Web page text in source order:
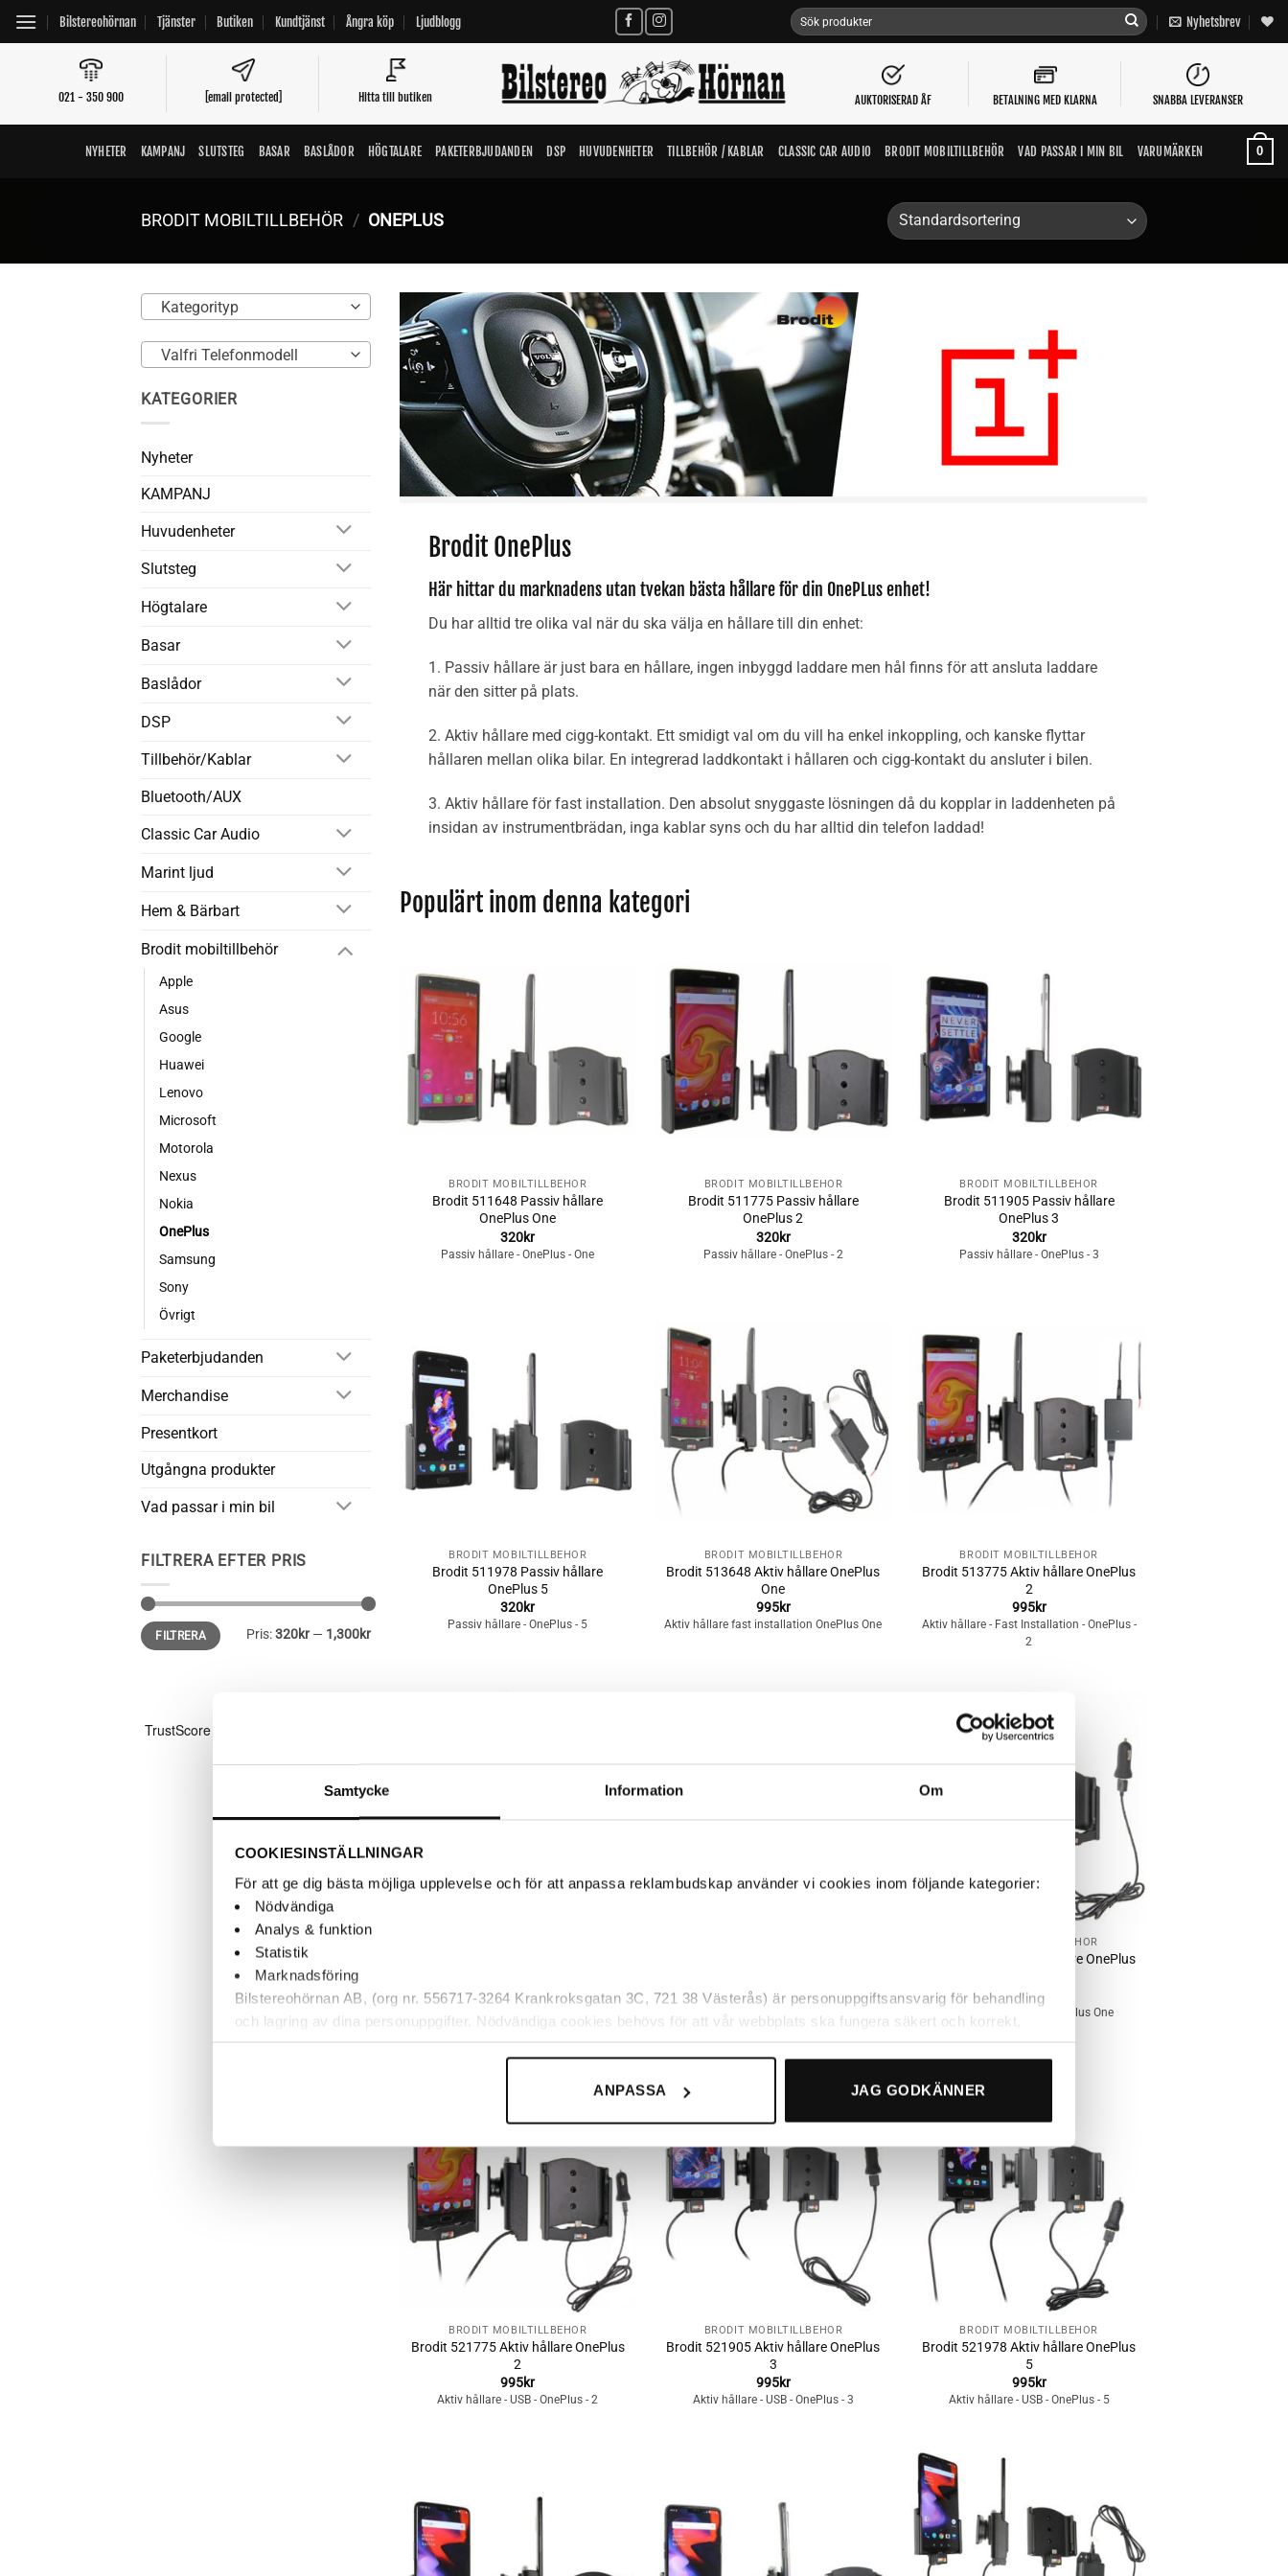
Samtycke Information Om
COOKIESINSTÄLLNINGAR
För att ge dig bästa möjliga upplevelse och för att anpassa reklambudskap använder vi cookies inom följande kategorier:
Nödvändiga
Analys & funktion
Statistik
Marknadsföring
Bilstereohörnan AB, (org nr. 556717-3264 Krankroksgatan 3C, 721 38 Västerås) är personuppgiftsansvarig för behandling
och lagring av dina personuppgifter. Nödvändiga cookies behövs för att vår webbplats ska fungera säkert och korrekt,
ANPASSA
JAG GODKÄNNER
Skip
Bilstereohörnan Tjänster Butiken Kundtjänst Ångra köp Ljudblogg
Sök
efter:
Nyhetsbrev
021 - 350 900 [email protected] Hitta till butiken AUKTORISERAD ÅF BETALNING MED KLARNA SNABBA LEVERANSER
NYHETER KAMPANJ SLUTSTEG BASAR BASLÅDOR HÖGTALARE PAKETERBJUDANDEN DSP HUVUDENHETER TILLBEHÖR / KABLAR CLASSIC CAR AUDIO BRODIT MOBILTILLBEHÖR VAD PASSAR I MIN BIL VARUMÄRKEN 0
BRODIT MOBILTILLBEHÖR / ONEPLUS
Kategorityp
Valfri Telefonmodell
KATEGORIER
Nyheter
KAMPANJ
Huvudenheter
Slutsteg
Högtalare
Basar
Baslådor
DSP
Tillbehör/Kablar
Bluetooth/AUX
Classic Car Audio
Marint ljud
Hem & Bärbart
Brodit mobiltillbehör
Apple
Asus
Google
Huawei
Lenovo
Microsoft
Motorola
Nexus
Nokia
OnePlus
Samsung
Sony
Övrigt
Paketerbjudanden
Merchandise
Presentkort
Utgångna produkter
Vad passar i min bil
FILTRERA EFTER PRIS
Min
pris
Max
prisFILTRERA Pris:320kr — 1,300kr
Brodit OnePlus
Här hittar du marknadens utan tvekan bästa hållare för din OnePLus enhet!
Du har alltid tre olika val när du ska välja en hållare till din enhet:
1. Passiv hållare är just bara en hållare, ingen inbyggd laddare men hål finns för att ansluta laddare
när den sitter på plats.
2. Aktiv hållare med cigg-kontakt. Ett smidigt val om du vill ha enkel inkoppling, och kanske flyttar
hållaren mellan olika bilar. En integrerad laddkontakt i hållaren och cigg-kontakt du ansluter i bilen.
3. Aktiv hållare för fast installation. Den absolut snyggaste lösningen då du kopplar in laddenheten på
insidan av instrumentbrädan, inga kablar syns och du har alltid din telefon laddad!
Populärt inom denna kategori
BRODIT MOBILTILLBEHÖR
Brodit 511648 Passiv hållare
OnePlus One
320kr
Passiv hållare - OnePlus - One
BRODIT MOBILTILLBEHÖR
Brodit 511775 Passiv hållare
OnePlus 2
320kr
Passiv hållare - OnePlus - 2
BRODIT MOBILTILLBEHÖR
Brodit 511905 Passiv hållare
OnePlus 3
320kr
Passiv hållare - OnePlus - 3
BRODIT MOBILTILLBEHÖR
Brodit 511978 Passiv hållare
OnePlus 5
320kr
Passiv hållare - OnePlus - 5
önskelistan
BRODIT MOBILTILLBEHÖR
Brodit 513648 Aktiv hållare OnePlus
One
995kr
Aktiv hållare fast installation OnePlus One
BRODIT MOBILTILLBEHÖR
Brodit 513775 Aktiv hållare OnePlus
2
995kr
Aktiv hållare - Fast Installation - OnePlus -
2
995kr
3
995kr
Aktiv hållare - Fast Installation - OnePlus -
BRODIT MOBILTILLBEHÖR
Brodit 521648 Aktiv hållare OnePlus
995kr
Aktiv hållare - USB - OnePlus One
önskelistan
BRODIT MOBILTILLBEHÖR
Brodit 521775 Aktiv hållare OnePlus
2
995kr
Aktiv hållare - USB - OnePlus - 2
önskelistan
BRODIT MOBILTILLBEHÖR
Brodit 521905 Aktiv hållare OnePlus
3
995kr
Aktiv hållare - USB - OnePlus - 3
önskelistan
+
BRODIT MOBILTILLBEHÖR
Brodit 521978 Aktiv hållare OnePlus
5
995kr
Aktiv hållare - USB - OnePlus - 5
Lägg till i
önskelistan